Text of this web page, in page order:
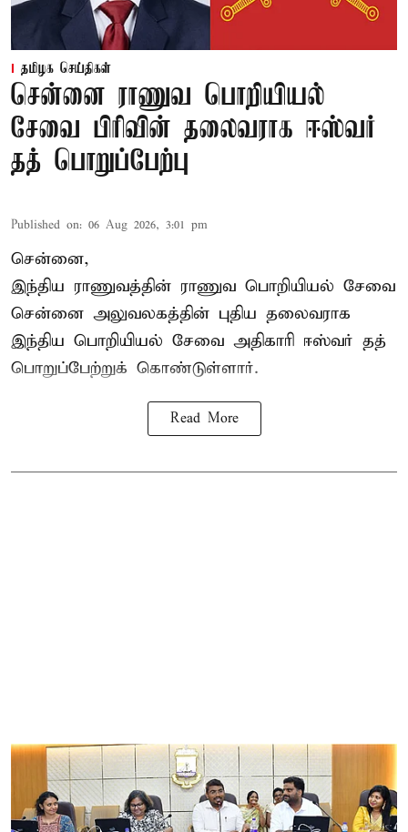
தமிழக செய்திகள்
சென்னை ராணுவ பொறியியல்
சேவை பிரிவின் தலைவராக ஈஸ்வர்
தத் பொறுப்பேற்பு
Published on: 06 Aug 2026, 3:01 pm
சென்னை,
இந்திய ராணுவத்தின் ராணுவ பொறியியல் சேவை
சென்னை அலுவலகத்தின் புதிய தலைவராக
இந்திய பொறியியல் சேவை அதிகாரி ஈஸ்வர் தத்
பொறுப்பேற்றுக் கொண்டுள்ளார்.
Read More